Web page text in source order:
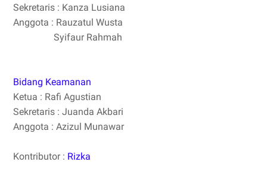
Sekretaris : Kanza Lusiana
Anggota : Rauzatul Wusta
Syifaur Rahmah
Bidang Keamanan
Ketua : Rafi Agustian
Sekretaris : Juanda Akbari
Anggota : Azizul Munawar
Kontributor : Rizka